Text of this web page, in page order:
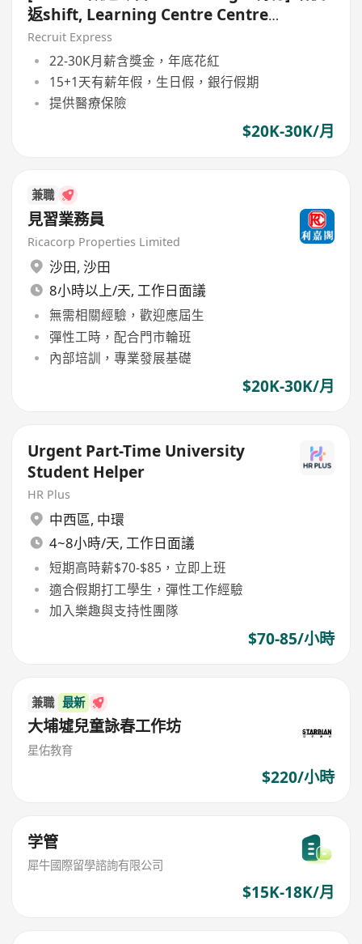
返shift, Learning Centre Centre
Manager
Recruit Express
22-30K月薪含獎金，年底花紅
15+1天有薪年假，生日假，銀行假期
提供醫療保險
$20K-30K/月
兼職
見習業務員
Ricacorp Properties Limited
沙田, 沙田
8小時以上/天, 工作日面議
無需相關經驗，歡迎應屆生
彈性工時，配合門市輪班
內部培訓，專業發展基礎
$20K-30K/月
Urgent Part-Time University
Student Helper
HR Plus
中西區, 中環
4~8小時/天, 工作日面議
短期高時薪$70-$85，立即上班
適合假期打工學生，彈性工作經驗
加入樂趣與支持性團隊
$70-85/小時
兼職 最新
大埔墟兒童詠春工作坊
星佑教育
$220/小時
学管
犀牛國際留學諮詢有限公司
$15K-18K/月